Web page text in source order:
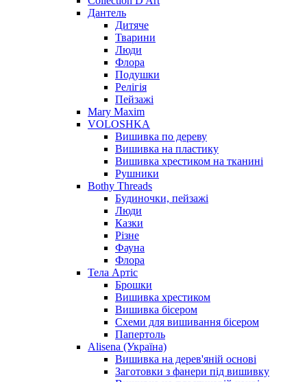
Дантель
Дитяче
Тварини
Люди
Флора
Подушки
Релігія
Пейзажі
Mary Maxim
VOLOSHKA
Вишивка по дереву
Вишивка на пластику
Вишивка хрестиком на тканині
Рушники
Bothy Threads
Будиночки, пейзажі
Люди
Казки
Різне
Фауна
Флора
Тела Артіс
Брошки
Вишивка хрестиком
Вишивка бісером
Схеми для вишивання бісером
Папертоль
Alisena (Україна)
Вишивка на дерев'яній основі
Заготовки з фанери під вишивку